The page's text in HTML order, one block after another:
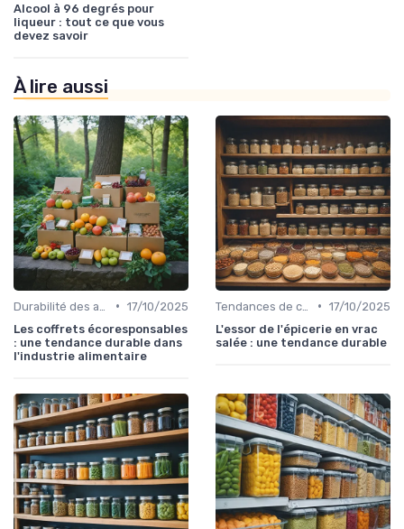
Alcool à 96 degrés pour
liqueur : tout ce que vous
devez savoir
À lire aussi
• 17/10/2025
Les coffrets écoresponsables
: une tendance durable dans
l'industrie alimentaire
• 17/10/2025
L'essor de l'épicerie en vrac
salée : une tendance durable